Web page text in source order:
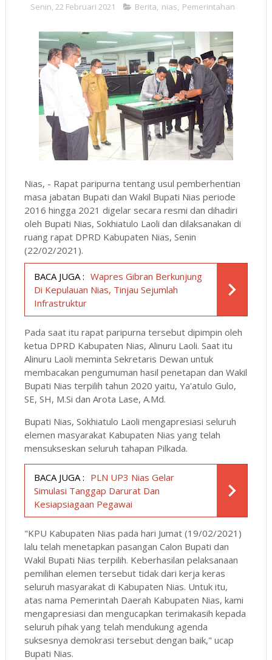
Senin, 22 Februari 2021 Berita, nias, Pemerintahan
Nias, - Rapat paripurna tentang usul pemberhentian
masa jabatan Bupati dan Wakil Bupati Nias periode
2016 hingga 2021 digelar secara resmi dan dihadiri
oleh Bupati Nias, Sokhiatulo Laoli dan dilaksanakan di
ruang rapat DPRD Kabupaten Nias, Senin
(22/02/2021).
BACA JUGA : Wapres Gibran Berkunjung
Di Kepulauan Nias, Tinjau Sejumlah
Infrastruktur
Pada saat itu rapat paripurna tersebut dipimpin oleh
ketua DPRD Kabupaten Nias, Alinuru Laoli. Saat itu
Alinuru Laoli meminta Sekretaris Dewan untuk
membacakan pengumuman hasil penetapan dan Wakil
Bupati Nias terpilih tahun 2020 yaitu, Ya'atulo Gulo,
SE, SH, M.Si dan Arota Lase, A.Md.
Bupati Nias, Sokhiatulo Laoli mengapresiasi seluruh
elemen masyarakat Kabupaten Nias yang telah
mensukseskan seluruh tahapan Pilkada.
BACA JUGA : PLN UP3 Nias Gelar
Simulasi Tanggap Darurat Dan
Kesiapsiagaan Pegawai
"KPU Kabupaten Nias pada hari Jumat (19/02/2021)
lalu telah menetapkan pasangan Calon Bupati dan
Wakil Bupati Nias terpilih. Keberhasilan pelaksanaan
pemilihan elemen tersebut tidak dari kerja keras
seluruh masyarakat di Kabupaten Nias. Untuk itu,
atas nama Pemerintah Daerah Kabupaten Nias, kami
mengapresiasi dan mengucapkan terimakasih kepada
seluruh pihak yang telah mendukung agenda
suksesnya demokrasi tersebut dengan baik," ucap
Bupati Nias.